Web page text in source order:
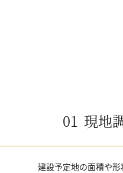
01 現地
建設予定地の面積や